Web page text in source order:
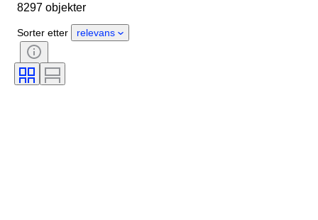
Periode
Solgt av
Utgave nr
8297 objekter
Sorter etter relevans